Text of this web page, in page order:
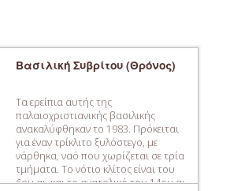
Βασιλική Συβρίτου (Θρόνος)
Τα ερείπια αυτής της
παλαιοχριστιανικής βασιλικής
ανακαλύφθηκαν το 1983. Πρόκειται
για έναν τρίκλιτο ξυλόστεγο, με
νάρθηκα, ναό που χωρίζεται σε τρία
τμήματα. Το νότιο κλίτος είναι του
6ου αι. και το ανατολικό του 14ου αι.